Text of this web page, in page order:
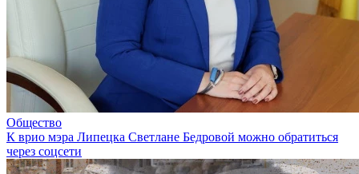
Общество
К врио мэра Липецка Светлане Бедровой можно обратиться
через соцсети